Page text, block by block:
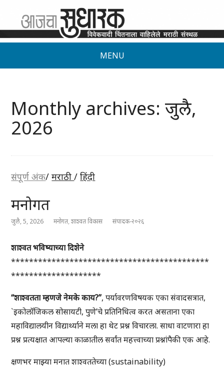
MENU
Monthly archives: जुलै,
2026
संपूर्ण अंक/मराठी/हिंदी
मनोगत
जुलै, 5, 2026 मनोगत,शाश्वत विकास संपादक-२०२६
शाश्वत भविष्याच्या दिशेने
********************************************
********************
“शाश्वतता म्हणजे नेमके काय?”, पर्यावरणविषयक एका संवादसत्रात,
`इकोलॉजिकल सोसायटी, पुणे’चे प्रतिनिधित्व करत असताना एका
महाविद्यालयीन विद्यार्थ्याने मला हा थेट प्रश्न विचारला. साधा वाटणारा हा
प्रश्न प्रत्यक्षात आपल्या काळातील सर्वांत महत्त्वाच्या प्रश्नांपैकी एक आहे.
क्षणभर माझ्या मनात शाश्वततेच्या (sustainability)